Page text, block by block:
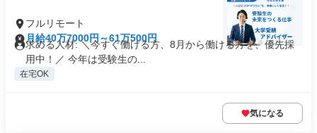
フルリモート
月給40万7000円～61万500円
求める人材: ＼今すぐ働ける方、8月から働ける方を、優先採
用中！／ 今年は受験生の...
在宅OK
気になる